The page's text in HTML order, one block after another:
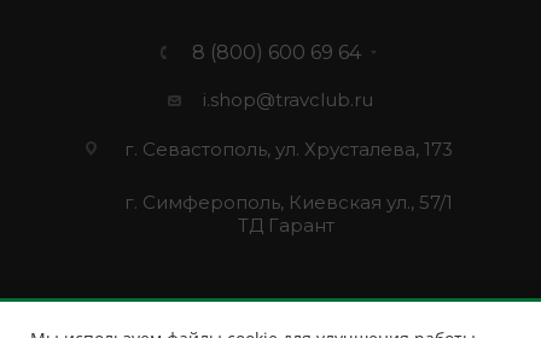
8 (800) 600 69 64
i.shop@travclub.ru
г. Севастополь, ул. Хрусталева, 173
г. Симферополь, Киевская ул., 57/1
ТД Гарант